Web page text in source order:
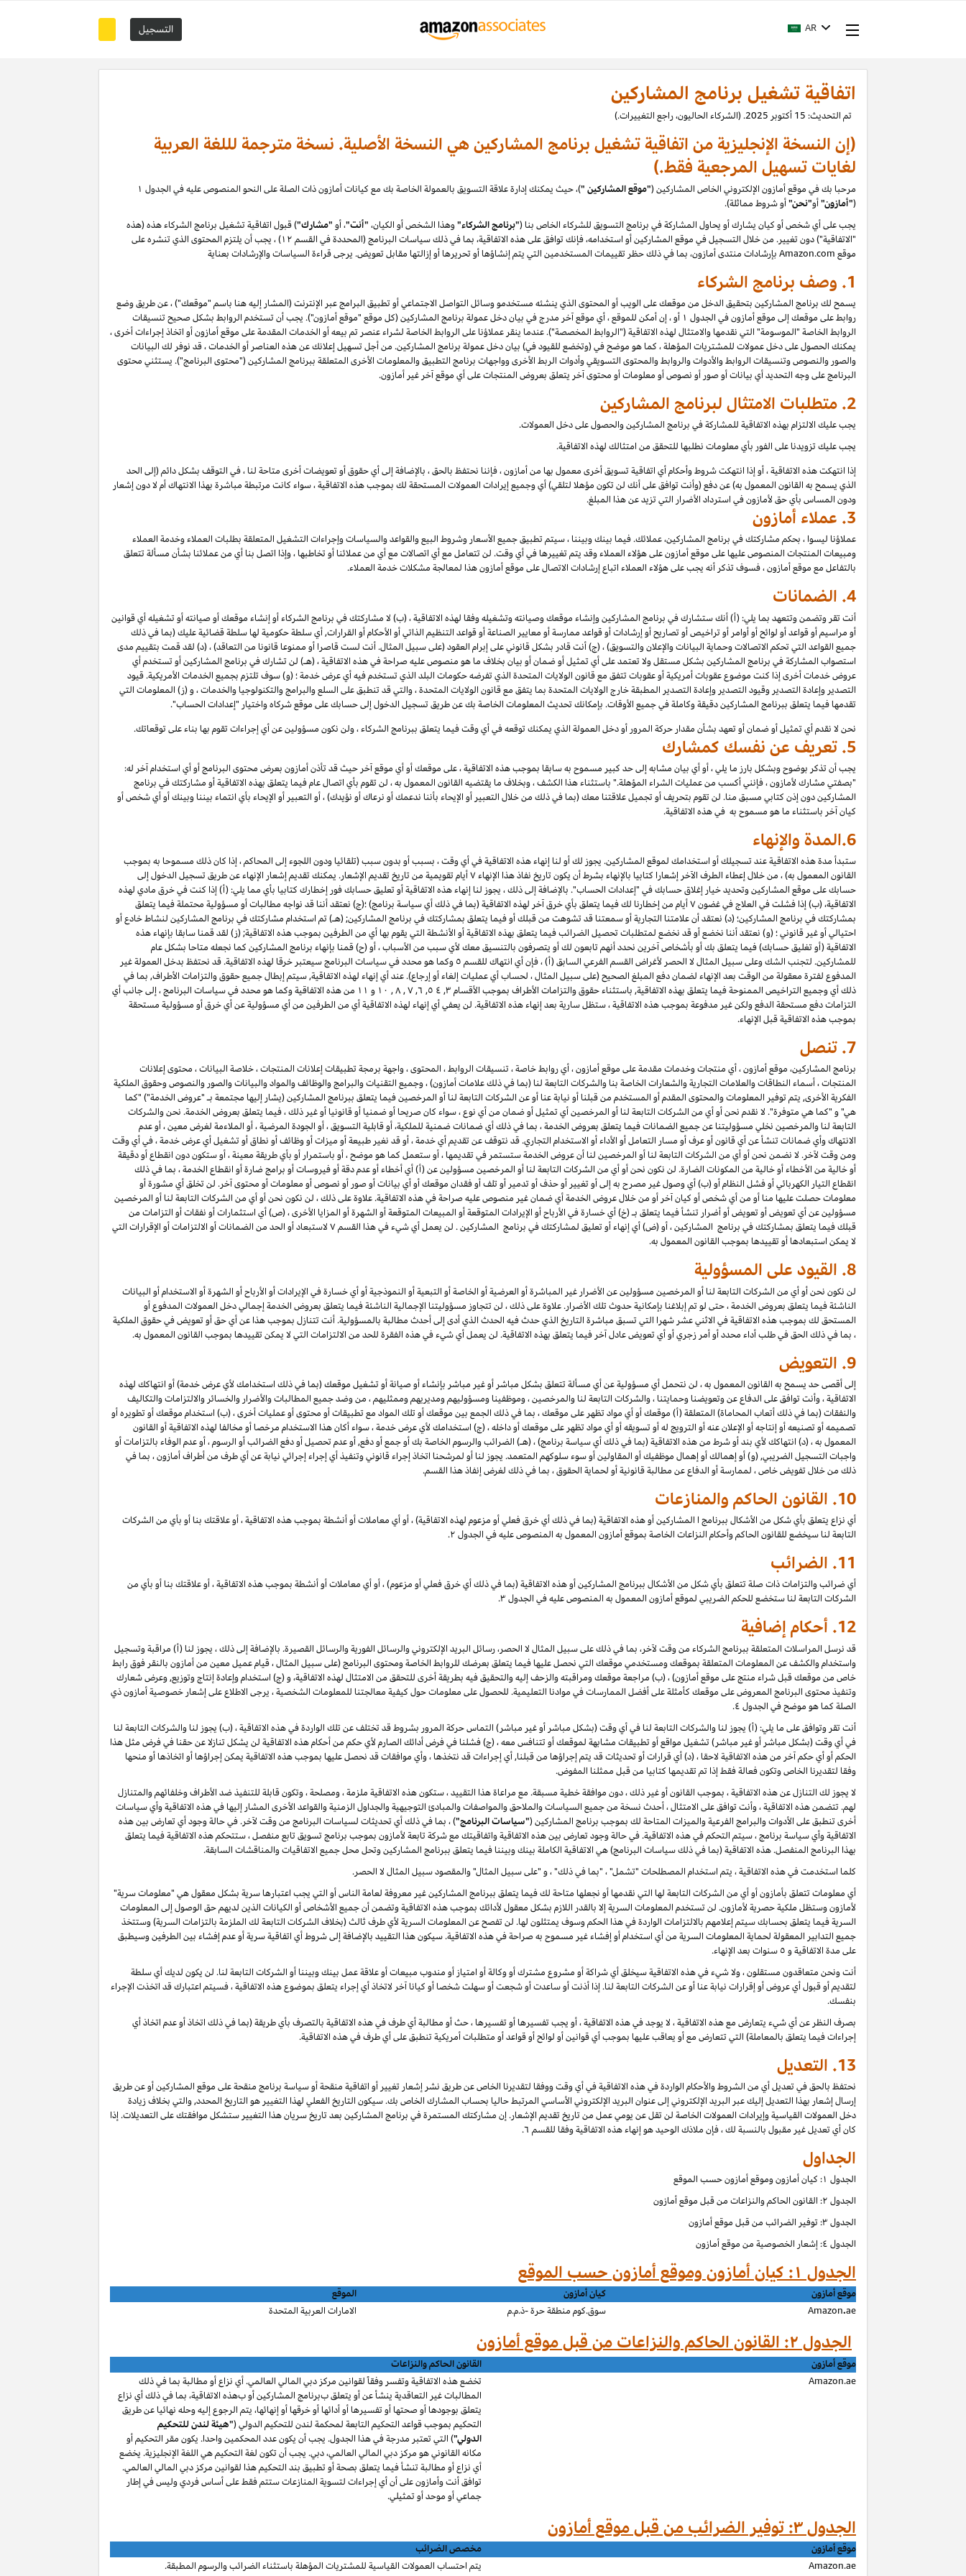
التسجيل AR
اتفاقية تشغيل برنامج المشاركين
تم التحديث: 15 أكتوبر 2025. (الشركاء الحاليون، راجع التغييرات.)
(إن النسخة الإنجليزية من اتفاقية تشغيل برنامج المشاركين هي النسخة الأصلية. نسخة مترجمة لللغة العربية
لغايات تسهيل المرجعية فقط.)
مرحبا بك في موقع أمازون الإلكتروني الخاص المشاركين ("موقع المشاركين "
)، حيث يمكنك إدارة علاقة التسويق بالعمولة الخاصة بك مع كيانات أمازون ذات الصلة على النحو المنصوص عليه في الجدول ۱
(
"أمازون"أو"نحن"أو شروط مماثلة).
يجب على أي شخص أو كيان يشارك أو يحاول المشاركة في برنامج التسويق للشركاء الخاص بنا ("برنامج الشركاء"وهذا الشخص أو الكيان، "أنت"، أو "مشارك") قبول اتفاقية تشغيل برنامج الشركاء هذه (هذه
"الاتفاقية") دون تغيير. من خلال التسجيل في موقع المشاركين أو استخدامه، فإنك توافق على هذه الاتفاقية، بما في ذلك سياسات البرنامج (المحددة في القسم ۱۲) ،
يجب أن يلتزم المحتوى الذي تنشره على
موقع Amazon.com بإرشادات منتدى أمازون، بما في ذلك حظر تقييمات المستخدمين التي يتم إنشاؤها أو تحريرها أو إزالتها مقابل تعويض. يرجى قراءة السياسات والإرشادات بعناية
1. وصف برنامج الشركاء
يسمح لك برنامج المشاركين بتحقيق الدخل من موقعك على الويب أو المحتوى الذي ينشئه مستخدمو وسائل التواصل الاجتماعي أو تطبيق البرامج عبر الإنترنت (المشار إليه هنا باسم "موقعك") ، عن طريق وضع
روابط على موقعك إلى موقع أمازون في الجدول ۱ أو ، إن أمكن للموقع ، أي موقع آخر مدرج في بيان دخل عمولة برنامج المشاركين (كل موقع "موقع أمازون"). يجب أن تستخدم الروابط بشكل صحيح تنسيقات
الروابط الخاصة "الموسومة" التي نقدمها والامتثال لهذه الاتفاقية ("الروابط المخصصة"). عندما ينقر عملاؤنا على الروابط الخاصة لشراء عنصر تم بيعه أو الخدمات المقدمة على موقع أمازون أو اتخاذ إجراءات أخرى ،
يمكنك الحصول على دخل عمولات للمشتريات المؤهلة ، كما هو موضح في (وتخضع للقيود في) بيان دخل عمولة برنامج المشاركين. من أجل تسهيل إعلانك عن هذه العناصر أو الخدمات ، قد نوفر لك البيانات
والصور والنصوص وتنسيقات الروابط والأدوات والروابط والمحتوى التسويقي وأدوات الربط الأخرى وواجهات برنامج التطبيق والمعلومات الأخرى المتعلقة ببرنامج المشاركين ("محتوى البرنامج"). يستثني محتوى
البرنامج على وجه التحديد أي بيانات أو صور أو نصوص أو معلومات أو محتوى آخر يتعلق بعروض المنتجات على أي موقع آخر غير أمازون.
2. متطلبات الامتثال لبرنامج المشاركين
يجب عليك الالتزام بهذه الاتفاقية للمشاركة في برنامج المشاركين والحصول على دخل العمولات.
يجب عليك تزويدنا على الفور بأي معلومات نطلبها للتحقق من امتثالك لهذه الاتفاقية.
إذا انتهكت هذه الاتفاقية ، أو إذا انتهكت شروط وأحكام أي اتفاقية تسويق أخرى معمول بها من أمازون ، فإننا نحتفظ بالحق ، بالإضافة إلى أي حقوق أو تعويضات أخرى متاحة لنا ، في التوقف بشكل دائم (إلى الحد
الذي يسمح به القانون المعمول به) عن دفع (وأنت توافق على أنك لن تكون مؤهلا لتلقي) أي وجميع إيرادات العمولات المستحقة لك بموجب هذه الاتفاقية ، سواء كانت مرتبطة مباشرة بهذا الانتهاك أم لا دون إشعار
ودون المساس بأي حق لأمازون في استرداد الأضرار التي تزيد عن هذا المبلغ.
3. عملاء أمازون
عملاؤنا ليسوا ، بحكم مشاركتك في برنامج المشاركين، عملائك. فيما بينك وبيننا ، سيتم تطبيق جميع الأسعار وشروط البيع والقواعد والسياسات وإجراءات التشغيل المتعلقة بطلبات العملاء وخدمة العملاء
ومبيعات المنتجات المنصوص عليها على موقع أمازون على هؤلاء العملاء وقد يتم تغييرها في أي وقت. لن تتعامل مع أي اتصالات مع أي من عملائنا أو تخاطبها ، وإذا اتصل بنا أي من عملائنا بشأن مسألة تتعلق
بالتفاعل مع موقع أمازون ، فسوف تذكر أنه يجب على هؤلاء العملاء اتباع إرشادات الاتصال على موقع أمازون هذا لمعالجة مشكلات خدمة العملاء.
4. الضمانات
أنت تقر وتضمن وتتعهد بما يلي: (أ) أنك ستشارك في برنامج المشاركين وإنشاء موقعك وصيانته وتشغيله وفقا لهذه الاتفاقية ، (ب) لا مشاركتك في برنامج الشركاء أو إنشاء موقعك أو صيانته أو تشغيله أي قوانين
أو مراسيم أو قواعد أو لوائح أو أوامر أو تراخيص أو تصاريح أو إرشادات أو قواعد ممارسة أو معايير الصناعة أو قواعد التنظيم الذاتي أو الأحكام أو القرارات, أي سلطة حكومية لها سلطة قضائية عليك (بما في ذلك
جميع القواعد التي تحكم الاتصالات وحماية البيانات والإعلان والتسويق) ، (ج) أنت قادر بشكل قانوني على إبرام العقود (على سبيل المثال. أنت لست قاصرا أو ممنوعا قانونا من التعاقد) ، (د) لقد قمت بتقييم مدى
استصواب المشاركة في برنامج المشاركين بشكل مستقل ولا تعتمد على أي تمثيل أو ضمان أو بيان بخلاف ما هو منصوص عليه صراحة في هذه الاتفاقية ، (هـ) لن تشارك في برنامج المشاركين أو تستخدم أي
عروض خدمات أخرى إذا كنت موضوع عقوبات أمريكية أو عقوبات تتفق مع قانون الولايات المتحدة الذي تفرضه حكومات البلد الذي تستخدم فيه أي عرض خدمة ؛ (و) سوف تلتزم بجميع الخدمات الأمريكية. قيود
التصدير وإعادة التصدير وقيود التصدير وإعادة التصدير المطبقة خارج الولايات المتحدة بما يتفق مع قانون الولايات المتحدة ، والتي قد تنطبق على السلع والبرامج والتكنولوجيا والخدمات ، و (ز) المعلومات التي
تقدمها فيما يتعلق ببرنامج المشاركين دقيقة وكاملة في جميع الأوقات. بإمكانك تحديث المعلومات الخاصة بك عن طريق تسجيل الدخول إلى حسابك على موقع شركاه واختيار "إعدادات الحساب".
نحن لا نقدم أي تمثيل أو ضمان أو تعهد بشأن مقدار حركة المرور أو دخل العمولة الذي يمكنك توقعه في أي وقت فيما يتعلق ببرنامج الشركاء ، ولن نكون مسؤولين عن أي إجراءات تقوم بها بناء على توقعاتك.
5. تعريف عن نفسك كمشارك
يجب أن تذكر بوضوح وبشكل بارز ما يلي ، أو أي بيان مشابه إلى حد كبير مسموح به سابقا بموجب هذه الاتفاقية ، على موقعك أو أي موقع آخر حيث قد تأذن أمازون بعرض محتوى البرنامج أو أي استخدام آخر له:
"بصفتي مشارك لأمازون ، فإنني أكسب من عمليات الشراء المؤهلة." باستثناء هذا الكشف ، وبخلاف ما يقتضيه القانون المعمول به ، لن تقوم بأي اتصال عام فيما يتعلق بهذه الاتفاقية أو مشاركتك في برنامج
المشاركين دون إذن كتابي مسبق منا. لن تقوم بتحريف أو تجميل علاقتنا معك (بما في ذلك من خلال التعبير أو الإيحاء بأننا ندعمك أو نرعاك أو نؤيدك) ، أو التعبير أو الإيحاء بأي انتماء بيننا وبينك أو أي شخص أو
كيان آخر باستثناء ما هو مسموح به في هذه الاتفاقية.
6. المدة والإنهاء
ستبدأ مدة هذه الاتفاقية عند تسجيلك أو استخدامك لموقع المشاركين. يجوز لك أو لنا إنهاء هذه الاتفاقية في أي وقت ، بسبب أو بدون سبب (تلقائيا ودون اللجوء إلى المحاكم ، إذا كان ذلك مسموحا به بموجب
القانون المعمول به) ، من خلال إعطاء الطرف الآخر إشعارا كتابيا بالإنهاء بشرط أن يكون تاريخ نفاذ هذا الإنهاء ۷أيام تقويمية من تاريخ تقديم الإشعار. يمكنك تقديم إشعار الإنهاء عن طريق تسجيل الدخول إلى
حسابك على موقع المشاركين وتحديد خيار إغلاق حسابك في "إعدادات الحساب". بالإضافة إلى ذلك ، يجوز لنا إنهاء هذه الاتفاقية أو تعليق حسابك فور إخطارك كتابيا بأي مما يلي: (أ) إذا كنت في خرق مادي لهذه
الاتفاقية، (ب) إذا فشلت في العلاج في غضون ۷أيام من إخطارنا لك فيما يتعلق بأي خرق آخر لهذه الاتفاقية (بما في ذلك أي سياسة برنامج) ؛(ج) نعتقد أننا قد نواجه مطالبات أو مسؤولية محتملة فيما يتعلق
بمشاركتك في برنامج المشاركين؛ (د) نعتقد أن علامتنا التجارية أو سمعتنا قد تشوهت من قبلك أو فيما يتعلق بمشاركتك في برنامج المشاركين; (هـ) تم استخدام مشاركتك في برنامج المشاركين لنشاط خادع أو
احتيالي أو غير قانوني ؛ (و) نعتقد أننا نخضع أو قد نخضع لمتطلبات تحصيل الضرائب فيما يتعلق بهذه الاتفاقية أو الأنشطة التي يقوم بها أي من الطرفين بموجب هذه الاتفاقية; (ز) لقد قمنا سابقا بإنهاء هذه
الاتفاقية (أو تغليق حسابك) فيما يتعلق بك أو بأشخاص آخرين نحدد أنهم تابعون لك أو يتصرفون بالتنسيق معك لأي سبب من الأسباب ، أو (ح) قمنا بإنهاء برنامج المشاركين كما نجعله متاحا بشكل عام
للمشاركين. لتجنب الشك وعلى سبيل المثال لا الحصر لأغراض القسم الفرعي السابق (أ) ، فإن أي انتهاك للقسم ٥ وكما هو محدد في سياسات البرنامج سيعتبر خرقا لهذه الاتفاقية. قد نحتفظ بدخل العمولة غير
المدفوع لفترة معقولة من الوقت بعد الإنهاء لضمان دفع المبلغ الصحيح (على سبيل المثال ، لحساب أي عمليات إلغاء أو إرجاع). عند أي إنهاء لهذه الاتفاقية, سيتم إبطال جميع حقوق والتزامات الأطراف, بما في
ذلك أي وجميع التراخيص الممنوحة فيما يتعلق بهذه الاتفاقية, باستثناء حقوق والتزامات الأطراف بموجب الأقسام ۳, ٤ ٥, ٦, ۷ , ۸ , ۱۰ و ۱۱ من هذه الاتفاقية وكما هو محدد في سياسات البرنامج ، إلى جانب أي
التزامات دفع مستحقة الدفع ولكن غير مدفوعة بموجب هذه الاتفاقية ، ستظل سارية بعد إنهاء هذه الاتفاقية. لن يعفي أي إنهاء لهذه الاتفاقية أي من الطرفين من أي مسؤولية عن أي خرق أو مسؤولية مستحقة
بموجب هذه الاتفاقية قبل الإنهاء.
7. تنصل
برنامج المشاركين، موقع أمازون ، أي منتجات وخدمات مقدمة على موقع أمازون ، أي روابط خاصة ، تنسيقات الروابط ، المحتوى ، واجهة برمجة تطبيقات إعلانات المنتجات ، خلاصة البيانات ، محتوى إعلانات
المنتجات ، أسماء النطاقات والعلامات التجارية والشعارات الخاصة بنا والشركات التابعة لنا (بما في ذلك علامات أمازون) ، وجميع التقنيات والبرامج والوظائف والمواد والبيانات والصور والنصوص وحقوق الملكية
الفكرية الأخرى, يتم توفير المعلومات والمحتوى المقدم أو المستخدم من قبلنا أو نيابة عنا أو عن الشركات التابعة لنا أو المرخصين فيما يتعلق ببرنامج المشاركين (يشار إليها مجتمعة بـ "عروض الخدمة") "كما
هي" و "كما هي متوفرة". لا نقدم نحن أو أي من الشركات التابعة لنا أو المرخصين أي تمثيل أو ضمان من أي نوع ، سواء كان صريحا أو ضمنيا أو قانونيا أو غير ذلك ، فيما يتعلق بعروض الخدمة. نحن والشركات
التابعة لنا والمرخصين نخلي مسؤوليتنا عن جميع الضمانات فيما يتعلق بعروض الخدمة ، بما في ذلك أي ضمانات ضمنية للملكية، أو قابلية التسويق ، أو الجودة المرضية ، أو الملاءمة لغرض معين ، أو عدم
الانتهاك وأي ضمانات تنشأ عن أي قانون أو عرف أو مسار التعامل أو الأداء أو الاستخدام التجاري. قد نتوقف عن تقديم أي خدمة ، أو قد نغير طبيعة أو ميزات أو وظائف أو نطاق أو تشغيل أي عرض خدمة ، في أي وقت
ومن وقت لآخر. لا نضمن نحن أو أي من الشركات التابعة لنا أو المرخصين لنا أن عروض الخدمة ستستمر في تقديمها ، أو ستعمل كما هو موضح ، أو باستمرار أو بأي طريقة معينة ، أو ستكون دون انقطاع أو دقيقة
أو خالية من الأخطاء أو خالية من المكونات الضارة. لن نكون نحن أو أي من الشركات التابعة لنا أو المرخصين مسؤولين عن (أ) أي أخطاء أو عدم دقة أو فيروسات أو برامج ضارة أو انقطاع الخدمة ، بما في ذلك
انقطاع التيار الكهربائي أو فشل النظام أو (ب) أي وصول غير مصرح به إلى أو تغيير أو حذف أو تدمير أو تلف أو فقدان موقعك أو أي بيانات أو صور أو نصوص أو معلومات أو محتوى آخر. لن تخلق أي مشورة أو
معلومات حصلت عليها منا أو من أي شخص أو كيان آخر أو من خلال عروض الخدمة أي ضمان غير منصوص عليه صراحة في هذه الاتفاقية. علاوة على ذلك ، لن نكون نحن أو أي من الشركات التابعة لنا أو المرخصين
مسؤولين عن أي تعويض أو تعويض أو أضرار تنشأ فيما يتعلق بـ (خ) أي خسارة في الأرباح أو الإيرادات المتوقعة أو المبيعات المتوقعة أو الشهرة أو المزايا الأخرى ، (ص) أي استثمارات أو نفقات أو التزامات من
قبلك فيما يتعلق بمشاركتك في برنامج المشاركين ، أو (ض) أي إنهاء أو تعليق لمشاركتك في برنامج المشاركين . لن يعمل أي شيء في هذا القسم ۷ لاستبعاد أو الحد من الضمانات أو الالتزامات أو الإقرارات التي
لا يمكن استبعادها أو تقييدها بموجب القانون المعمول به.
8. القيود على المسؤولية
لن نكون نحن أو أي من الشركات التابعة لنا أو المرخصين مسؤولين عن الأضرار غير المباشرة أو العرضية أو الخاصة أو التبعية أو النموذجية أو أي خسارة في الإيرادات أو الأرباح أو الشهرة أو الاستخدام أو البيانات
الناشئة فيما يتعلق بعروض الخدمة ، حتى لو تم إبلاغنا بإمكانية حدوث تلك الأضرار. علاوة على ذلك ، لن تتجاوز مسؤوليتنا الإجمالية الناشئة فيما يتعلق بعروض الخدمة إجمالي دخل العمولات المدفوع أو
المستحق لك بموجب هذه الاتفاقية في الاثني عشر شهرا التي تسبق مباشرة التاريخ الذي حدث فيه الحدث الذي أدى إلى أحدث مطالبة بالمسؤولية. أنت تتنازل بموجب هذا عن أي حق أو تعويض في حقوق الملكية
، بما في ذلك الحق في طلب أداء محدد أو أمر زجري أو أي تعويض عادل آخر فيما يتعلق بهذه الاتفاقية. لن يعمل أي شيء في هذه الفقرة للحد من الالتزامات التي لا يمكن تقييدها بموجب القانون المعمول به.
9. التعويض
إلى أقصى حد يسمح به القانون المعمول به ، لن نتحمل أي مسؤولية عن أي مسألة تتعلق بشكل مباشر أو غير مباشر بإنشاء أو صيانة أو تشغيل موقعك (بما في ذلك استخدامك لأي عرض خدمة) أو انتهاكك لهذه
الاتفاقية ، وأنت توافق على الدفاع عن وتعويضنا وحمايتنا ، والشركات التابعة لنا والمرخصين ، وموظفينا ومسؤوليهم ومديريهم وممثليهم ، من وضد جميع المطالبات والأضرار والخسائر والالتزامات والتكاليف
والنفقات (بما في ذلك أتعاب المحاماة) المتعلقة (أ) موقعك أو أي مواد تظهر على موقعك ، بما في ذلك الجمع بين موقعك أو تلك المواد مع تطبيقات أو محتوى أو عمليات أخرى ، (ب) استخدام موقعك أو تطويره أو
تصميمه أو تصنيعه أو إنتاجه أو الإعلان عنه أو الترويج له أو تسويقه أو أي مواد تظهر على موقعك أو داخله ، (ج) استخدامك لأي عرض خدمة ، سواء أكان هذا الاستخدام مرخصا أو مخالفا لهذه الاتفاقية أو القانون
المعمول به ، (د) انتهاكك لأي بند أو شرط من هذه الاتفاقية (بما في ذلك أي سياسة برنامج) ، (هـ) الضرائب والرسوم الخاصة بك أو جمع أو دفع, أو عدم تحصيل أو دفع الضرائب أو الرسوم ، أو عدم الوفاء بالتزامات أو
واجبات التسجيل الضريبي, (و)أو إهمالك أو إهمال موظفيك أو المقاولين أو سوء سلوكهم المتعمد. يجوز لنا أو لمرشحنا اتخاذ إجراء قانوني وتنفيذ أي إجراء إجرائي نيابة عن أي طرف من أطراف أمازون ، بما في
ذلك من خلال تفويض خاص ، لممارسة أو الدفاع عن مطالبة قانونية أو لحماية الحقوق ، بما في ذلك لغرض إنفاذ هذا القسم.
10. القانون الحاكم والمنازعات
أي نزاع يتعلق بأي شكل من الأشكال ببرنامج ا المشاركين أو هذه الاتفاقية (بما في ذلك أي خرق فعلي أو مزعوم لهذه الاتفاقية) ، أو أي معاملات أو أنشطة بموجب هذه الاتفاقية ، أو علاقتك بنا أو بأي من الشركات
التابعة لنا سيخضع للقانون الحاكم وأحكام النزاعات الخاصة بموقع أمازون المعمول به المنصوص عليه في الجدول ۲.
11. الضرائب
أي ضرائب والتزامات ذات صلة تتعلق بأي شكل من الأشكال ببرنامج المشاركينأو هذه الاتفاقية (بما في ذلك أي خرق فعلي أو مزعوم) ، أو أي معاملات أو أنشطة بموجب هذه الاتفاقية ، أو علاقتك بنا أو بأي من
الشركات التابعة لنا ستخضع للحكم الضريبي لموقع أمازون المعمول به المنصوص عليه في الجدول ۳.
12. أحكام إضافية
قد نرسل المراسلات المتعلقة ببرنامج الشركاء من وقت لآخر، بما في ذلك على سبيل المثال لا الحصر، رسائل البريد الإلكتروني والرسائل الفورية والرسائل القصيرة. بالإضافة إلى ذلك ، يجوز لنا (أ) مراقبة وتسجيل
واستخدام والكشف عن المعلومات المتعلقة بموقعك ومستخدمي موقعك التي نحصل عليها فيما يتعلق بعرضك للروابط الخاصة ومحتوى البرنامج (على سبيل المثال ، قيام عميل معين من أمازون بالنقر فوق رابط
خاص من موقعك قبل شراء منتج على موقع أمازون) ، (ب) مراجعة موقعك ومراقبته والزحف إليه والتحقيق فيه بطريقة أخرى للتحقق من الامتثال لهذه الاتفاقية، و (ج) استخدام وإعادة إنتاج وتوزيع, وعرض شعارك
وتنفيذ محتوى البرنامج المعروض على موقعك كأمثلة على أفضل الممارسات في موادنا التعليمية. للحصول على معلومات حول كيفية معالجتنا للمعلومات الشخصية ، يرجى الاطلاع على إشعار خصوصية أمازون ذي
الصلة كما هو موضح في الجدول ٤.
أنت تقر وتوافق على ما يلي: (أ) يجوز لنا والشركات التابعة لنا في أي وقت (بشكل مباشر أو غير مباشر) التماس حركة المرور بشروط قد تختلف عن تلك الواردة في هذه الاتفاقية ، (ب) يجوز لنا والشركات التابعة لنا
في أي وقت (بشكل مباشر أو غير مباشر) تشغيل مواقع أو تطبيقات مشابهة لموقعك أو تتنافس معه ، (ج) فشلنا في فرض أدائك الصارم لأي حكم من أحكام هذه الاتفاقية لن يشكل تنازلا عن حقنا في فرض مثل هذا
الحكم أو أي حكم آخر من هذه الاتفاقية لاحقا ، (د) أي قرارات أو تحديثات قد يتم إجراؤها من قبلنا, أي إجراءات قد نتخذها ، وأي موافقات قد نحصل عليها بموجب هذه الاتفاقية يمكن إجراؤها أو اتخاذها أو منحها
وفقا لتقديرنا الخاص وتكون فعالة فقط إذا تم تقديمها كتابيا من قبل ممثلنا المفوض.
لا يجوز لك التنازل عن هذه الاتفاقية ، بموجب القانون أو غير ذلك ، دون موافقة خطية مسبقة. مع مراعاة هذا التقييد ، ستكون هذه الاتفاقية ملزمة ، ومصلحة ، وتكون قابلة للتنفيذ ضد الأطراف وخلفائهم والمتنازل
لهم. تتضمن هذه الاتفاقية ، وأنت توافق على الامتثال ، أحدث نسخة من جميع السياسات والملاحق والمواصفات والمبادئ التوجيهية والجداول الزمنية والقواعد الأخرى المشار إليها في هذه الاتفاقية وأي سياسات
أخرى تنطبق على الأدوات والبرامج الفرعية والميزات المتاحة لك بموجب برنامج المشاركين ("سياسات البرنامج") ، بما في ذلك أي تحديثات لسياسات البرنامج من وقت لآخر. في حالة وجود أي تعارض بين هذه
الاتفاقية وأي سياسة برنامج ، سيتم التحكم في هذه الاتفاقية. في حالة وجود تعارض بين هذه الاتفاقية واتفاقيتك مع شركة تابعة لأمازون بموجب برنامج تسويق تابع منفصل ، ستتحكم هذه الاتفاقية فيما يتعلق
بهذا البرنامج المنفصل. هذه الاتفاقية (بما في ذلك سياسات البرنامج) هي الاتفاقية الكاملة بينك وبيننا فيما يتعلق ببرنامج المشاركين وتحل محل جميع الاتفاقيات والمناقشات السابقة.
كلما استخدمت في هذه الاتفاقية ، يتم استخدام المصطلحات "تشمل" ، "بما في ذلك" ، و "على سبيل المثال" والمقصود سبيل المثال لا الحصر.
أي معلومات تتعلق بأمازون أو أي من الشركات التابعة لها التي نقدمها أو نجعلها متاحة لك فيما يتعلق ببرنامج المشاركين غير معروفة لعامة الناس أو التي يجب اعتبارها سرية بشكل معقول هي "معلومات سرية"
لأمازون وستظل ملكية حصرية لأمازون. لن تستخدم المعلومات السرية إلا بالقدر اللازم بشكل معقول لأدائك بموجب هذه الاتفاقية وتضمن أن جميع الأشخاص أو الكيانات الذين لديهم حق الوصول إلى المعلومات
السرية فيما يتعلق بحسابك سيتم إعلامهم بالالتزامات الواردة في هذا الحكم وسوف يمتثلون لها. لن تفصح عن المعلومات السرية لأي طرف ثالث (بخلاف الشركات التابعة لك الملزمة بالتزامات السرية) وستتخذ
جميع التدابير المعقولة لحماية المعلومات السرية من أي استخدام أو إفشاء غير مسموح به صراحة في هذه الاتفاقية. سيكون هذا التقييد بالإضافة إلى شروط أي اتفاقية سرية أو عدم إفشاء بين الطرفين وسيطبق
على مدة الاتفاقية و ٥ سنوات بعد الإنهاء.
أنت ونحن متعاقدون مستقلون ، ولا شيء في هذه الاتفاقية سيخلق أي شراكة أو مشروع مشترك أو وكالة أو امتياز أو مندوب مبيعات أو علاقة عمل بينك وبيننا أو الشركات التابعة لنا. لن يكون لديك أي سلطة
لتقديم أو قبول أي عروض أو إقرارات نيابة عنا أو عن الشركات التابعة لنا. إذا أذنت أو ساعدت أو شجعت أو سهلت شخصا أو كيانا آخر لاتخاذ أي إجراء يتعلق بموضوع هذه الاتفاقية ، فسيتم اعتبارك قد اتخذت الإجراء
بنفسك.
بصرف النظر عن أي شيء يتعارض مع هذه الاتفاقية ، لا يوجد في هذه الاتفاقية ، أو يجب تفسيرها أو تفسيرها ، حث أو مطالبة أي طرف في هذه الاتفاقية بالتصرف بأي طريقة (بما في ذلك اتخاذ أو عدم اتخاذ أي
إجراءات فيما يتعلق بالمعاملة) التي تتعارض مع أو يعاقب عليها بموجب أي قوانين أو لوائح أو قواعد أو متطلبات أمريكية تنطبق على أي طرف في هذه الاتفاقية.
13. التعديل
نحتفظ بالحق في تعديل أي من الشروط والأحكام الواردة في هذه الاتفاقية في أي وقت ووفقا لتقديرنا الخاص عن طريق نشر إشعار تغيير أو اتفاقية منقحة أو سياسة برنامج منقحة على موقع المشاركين أو عن طريق
إرسال إشعار بهذا التعديل إليك عبر البريد الإلكتروني إلى عنوان البريد الإلكتروني الأساسي المرتبط حاليا بحساب المشارك الخاص بك. سيكون التاريخ الفعلي لهذا التغيير هو التاريخ المحدد, والتي بخلاف زيادة
دخل العمولات القياسية وإيرادات العمولات الخاصة لن تقل عن يومي عمل من تاريخ تقديم الإشعار. إن مشاركتك المستمرة في برنامج المشاركين بعد تاريخ سريان هذا التغيير ستشكل موافقتك على التعديلات. إذا
كان أي تعديل غير مقبول بالنسبة لك ، فإن ملاذك الوحيد هو إنهاء هذه الاتفاقية وفقا للقسم ٦.
الجداول
الجدول ۱: كيان أمازون وموقع أمازون حسب الموقع
الجدول ۲: القانون الحاكم والنزاعات من قبل موقع أمازون
الجدول ۳: توفير الضرائب من قبل موقع أمازون
الجدول ٤: إشعار الخصوصية من موقع أمازون
الجدول ۱: كيان أمازون وموقع أمازون حسب الموقع
موقع أمازون كيان أمازون
الموقع
Amazon.ae سوق.كوم منطقة حرة -ذ.م.م الامارات العربية المتحدة
الجدول ۲: القانون الحاكم والنزاعات من قبل موقع أمازون
موقع أمازون
القانون الحاكم والنزاعات
Amazon.ae
تخضع هذه الاتفاقية وتفسر وفقاً لقوانين مركز دبي المالي العالمي. أي نزاع أو مطالبة بما في ذلك
المطالبات غير التعاقدية ينشأ عنأو يتعلق ببرنامج المشاركينأو بهذه الاتفاقية، بما في ذلك أي نزاع
يتعلق بوجودها أو صحتها أو تفسيرها أو أدائها أو خرقها أو إنهائها، يتم الرجوع إليه وحله نهائيا عن طريق
التحكيم بموجب قواعد التحكيم التابعة لمحكمة لندن للتحكيم الدولي ("هيئة لندن للتحكيم
الدولي") التي تعتبر مدرجة في هذا الجدول. يجب أن يكون عدد المحكمين واحدا. يكون مقر التحكيم أو
مكانه القانوني هو مركز دبي المالي العالمي، دبي. يجب أن تكون لغة التحكيم هي اللغة الإنجليزية. يخضع
أي نزاع أو مطالبة تنشأ فيما يتعلق بصحة أو تطبيق بند التحكيم هذا لقوانين مركز دبي المالي العالمي.
توافق أنت وأمازونعلى أن أي إجراءات لتسوية المنازعات ستتم فقط على أساس فردي وليس في إطار
جماعي أو موحد أو تمثيلي.
الجدول ۳: توفير الضرائب من قبل موقع أمازون
موقع أمازون
مخصص الضرائب
Amazon.ae
يتم احتساب العمولات القياسية للمشتريات المؤهلة باستثناء الضرائب والرسوم المطبقة.